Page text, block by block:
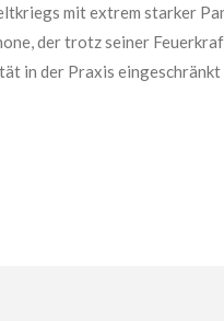
mit extrem starker
der trotz seiner
in der Praxis eingeschränkt